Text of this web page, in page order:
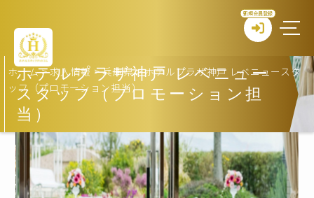
新規会員登録
ホテルプラザ神戸 レベニュー
スタッフ（プロモーション担
当）
ホーム>求人情報 >兵庫県>ホテルプラザ神戸 レベニュースタ
ッフ（プロモーション担当）